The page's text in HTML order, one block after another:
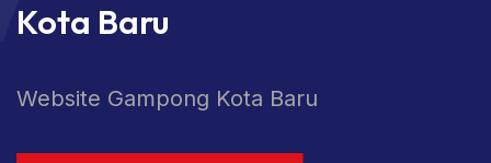
Kota Baru
Gampong Kota Baru